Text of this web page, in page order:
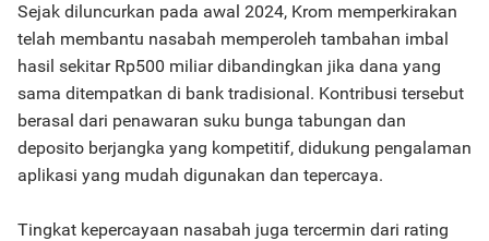
Sejak diluncurkan pada awal 2024, Krom memperkirakan
telah membantu nasabah memperoleh tambahan imbal
hasil sekitar Rp500 miliar dibandingkan jika dana yang
sama ditempatkan di bank tradisional. Kontribusi tersebut
berasal dari penawaran suku bunga tabungan dan
deposito berjangka yang kompetitif, didukung pengalaman
aplikasi yang mudah digunakan dan tepercaya.
Tingkat kepercayaan nasabah juga tercermin dari rating